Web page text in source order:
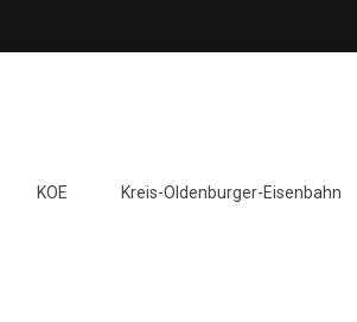
KOE Kreis-Oldenburger-Eisenbahn